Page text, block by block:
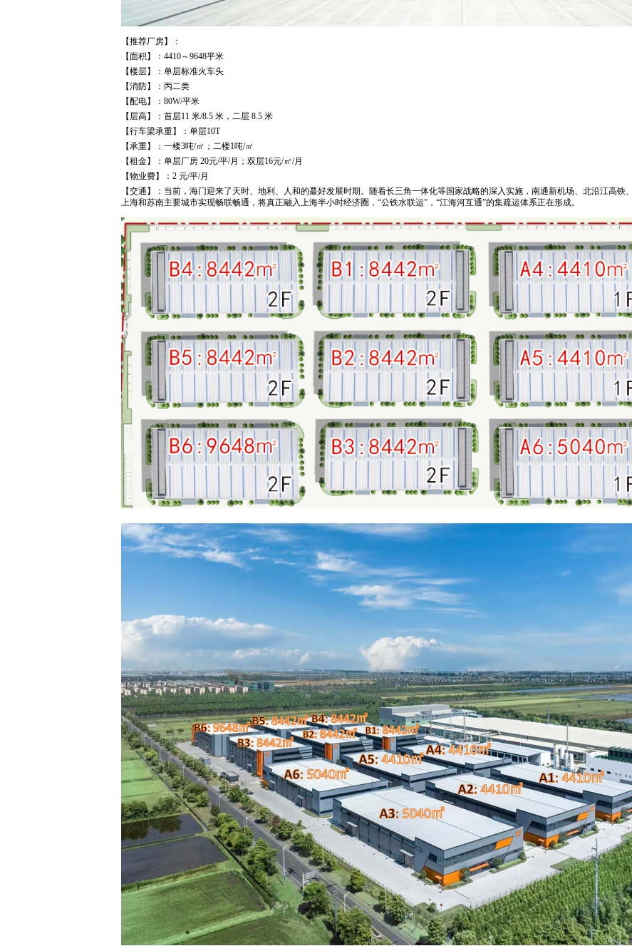
【推荐厂房】：
【面积】：4410～9648平米
【楼层】：单层标准火车头
【消防】：丙二类
【配电】：80W/平米
【层高】：首层11 米/8.5 米，二层 8.5 米
【行车梁承重】：单层10T
【承重】：一楼3吨/㎡；二楼1吨/㎡
【租金】：单层厂房 20元/平/月；双层16元/㎡/月
【物业费】：2 元/平/月
【交通】：当前，海门迎来了天时、地利、人和的蕞好发展时期。随着长三角一体化等国家战略的深入实施，南通新机场、北沿江高
上海和苏南主要城市实现畅联畅通，将真正融入上海半小时经济圈，“公铁水联运”，“江海河互通”的集疏运体系正在形成。